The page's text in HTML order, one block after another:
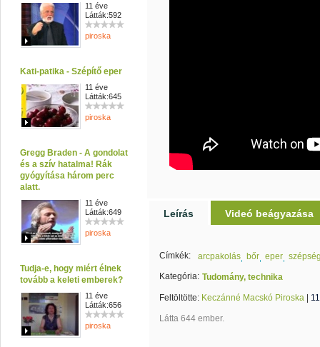
11 éve
Látták:592
piroska
Kati-patika - Szépítő eper
11 éve
Látták:645
piroska
Gregg Braden - A gondolat
és a szív hatalma! Rák
gyógyítása három perc
alatt.
11 éve
Látták:649
piroska
Tudja-e, hogy miért élnek
tovább a keleti emberek?
11 éve
Látták:656
piroska
Leírás Videó beágyazása
Címkék: arcpakolás bőr eper
Kategória: Tudomány, technika
Feltöltötte: Keczánné Macskó Piroska
Látta 644 ember.